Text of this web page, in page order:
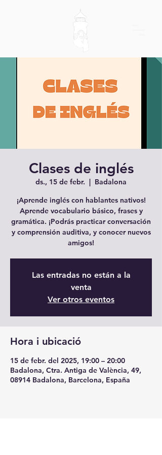
Clases de inglés
ds., 15 de febr.
  |
Badalona
¡Aprende inglés con hablantes nativos!
Aprende vocabulario básico, frases y
gramática. ¡Podrás practicar conversación
y comprensión auditiva, y conocer nuevos
amigos!
Las entradas no están a la
venta
Ver otros eventos
Hora i ubicació
15 de febr. del 2025, 19:00 – 20:00
Badalona, Ctra. Antiga de València, 49,
08914 Badalona, Barcelona, España